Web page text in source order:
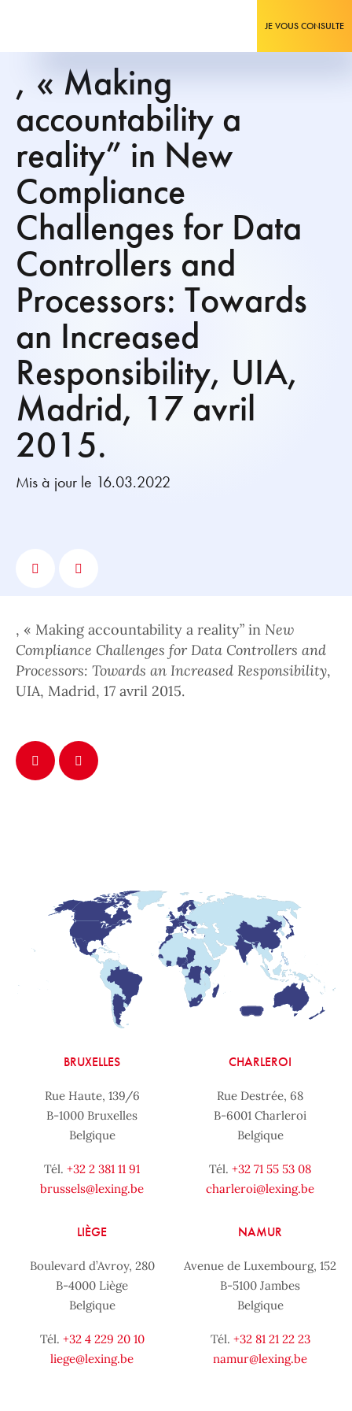
JE VOUS CONSULTE
, « Making
accountability a
reality” in New
Compliance
Challenges for Data
Controllers and
Processors: Towards
an Increased
Responsibility, UIA,
Madrid, 17 avril
2015.
Mis à jour le 16.03.2022
, « Making accountability a reality” in New
Compliance Challenges for Data Controllers and
Processors: Towards an Increased Responsibility,
UIA, Madrid, 17 avril 2015.
BRUXELLES
Rue Haute, 139/6
B-1000 Bruxelles
Belgique
Tél. +32 2 381 11 91
brussels@lexing.be
CHARLEROI
Rue Destrée, 68
B-6001 Charleroi
Belgique
Tél. +32 71 55 53 08
charleroi@lexing.be
LIÈGE
Boulevard d’Avroy, 280
B-4000 Liège
Belgique
Tél. +32 4 229 20 10
liege@lexing.be
NAMUR
Avenue de Luxembourg, 152
B-5100 Jambes
Belgique
Tél. +32 81 21 22 23
namur@lexing.be